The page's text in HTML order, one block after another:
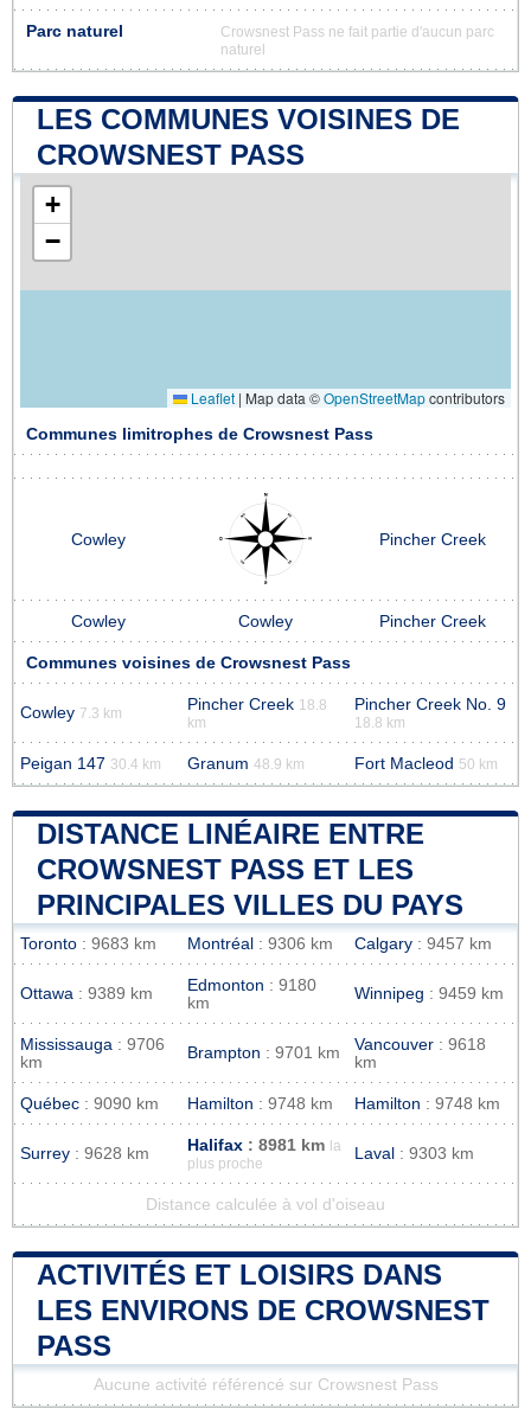
Parc naturel
Crowsnest Pass ne fait partie d'aucun parc
naturel
LES COMMUNES VOISINES DE
CROWSNEST PASS
+
−
Leaflet | Map data ©OpenStreetMapcontributors
Communes limitrophes de Crowsnest Pass
Cowley Pincher Creek
Cowley Cowley Pincher Creek
Communes voisines de Crowsnest Pass
Cowley 7.3 km Pincher Creek 18.8
km
Pincher Creek No. 9
18.8 km
Peigan 147 30.4 km Granum 48.9 km Fort Macleod 50 km
DISTANCE LINÉAIRE ENTRE
CROWSNEST PASS ET LES
PRINCIPALES VILLES DU PAYS
Toronto : 9683 km Montréal : 9306 km Calgary : 9457 km
Ottawa : 9389 km Edmonton : 9180
km
Winnipeg : 9459 km
Mississauga : 9706
km
Brampton : 9701 km Vancouver : 9618
km
Québec : 9090 km Hamilton : 9748 km Hamilton : 9748 km
Surrey : 9628 km Halifax : 8981 km
la
plus proche
Laval : 9303 km
Distance calculée à vol d'oiseau
ACTIVITÉS ET LOISIRS DANS
LES ENVIRONS DE CROWSNEST
PASS
Aucune activité référencé sur Crowsnest Pass